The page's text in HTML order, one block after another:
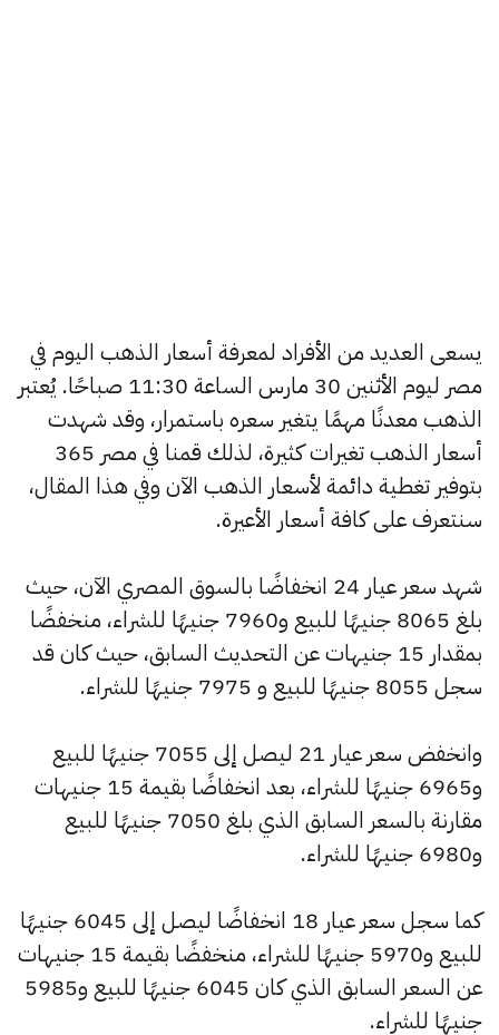
يسعى العديد من الأفراد لمعرفة أسعار الذهب اليوم في
مصر ليوم الأثنين 30 مارس الساعة 11:30 صباحًا. يُعتبر
الذهب معدنًا مهمًا يتغير سعره باستمرار، وقد شهدت
أسعار الذهب تغيرات كثيرة، لذلك قمنا في مصر 365
بتوفير تغطية دائمة لأسعار الذهب الآن وفي هذا المقال،
سنتعرف على كافة أسعار الأعيرة.
شهد سعر عيار 24 انخفاضًا بالسوق المصري الآن، حيث
بلغ 8065 جنيهًا للبيع و7960 جنيهًا للشراء، منخفضًا
بمقدار 15 جنيهات عن التحديث السابق، حيث كان قد
سجل 8055 جنيهًا للبيع و 7975 جنيهًا للشراء.
وانخفض سعر عيار 21 ليصل إلى 7055 جنيهًا للبيع
و6965 جنيهًا للشراء، بعد انخفاضًا بقيمة 15 جنيهات
مقارنة بالسعر السابق الذي بلغ 7050 جنيهًا للبيع
و6980 جنيهًا للشراء.
كما سجل سعر عيار 18 انخفاضًا ليصل إلى 6045 جنيهًا
للبيع و5970 جنيهًا للشراء، منخفضًا بقيمة 15 جنيهات
عن السعر السابق الذي كان 6045 جنيهًا للبيع و5985
جنيهًا للشراء.